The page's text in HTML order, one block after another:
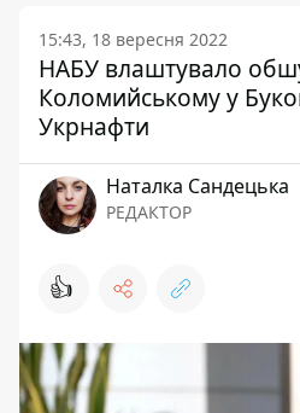
15:43, 18 вересня 2022
НАБУ влаштувало
Коломийському у
Укрнафти
Наталка Сандецька
РЕДАКТОР
👍